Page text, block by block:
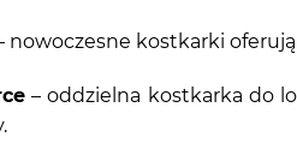
nowoczesne kostkarki
– oddzielna kostkarka do